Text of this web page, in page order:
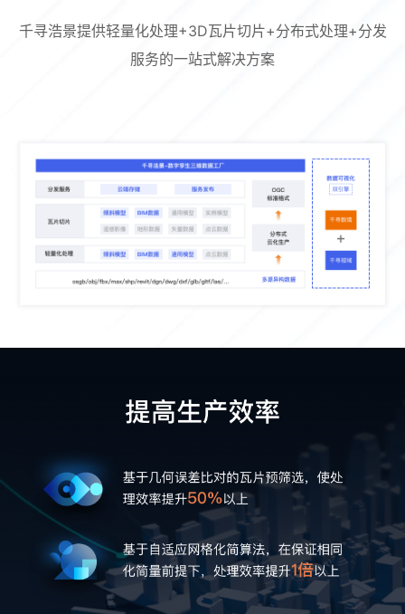
千寻浩景提供轻量化处理+3D瓦片切片+分布式处理+分发
服务的一站式解决方案